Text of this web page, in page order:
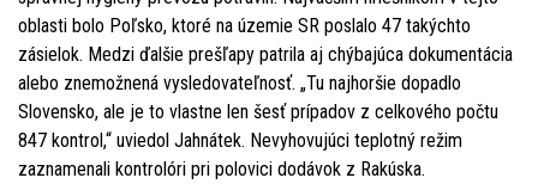
oblasti bolo Poľsko, ktoré na územie SR poslalo 47 takýchto
zásielok. Medzi ďalšie prešľapy patrila aj chýbajúca dokumentácia
alebo znemožnená vysledovateľnosť. „Tu najhoršie dopadlo
Slovensko, ale je to vlastne len šesť prípadov z celkového počtu
847 kontrol,“ uviedol Jahnátek. Nevyhovujúci teplotný režim
zaznamenali kontrolóri pri polovici dodávok z Rakúska.